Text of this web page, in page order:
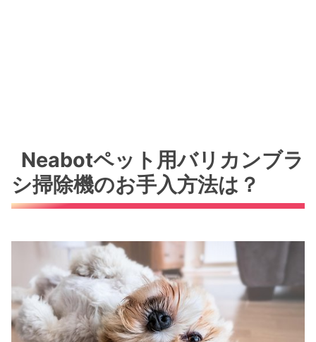
Neabotペット用バリカンブラ
シ掃除機のお手入方法は？